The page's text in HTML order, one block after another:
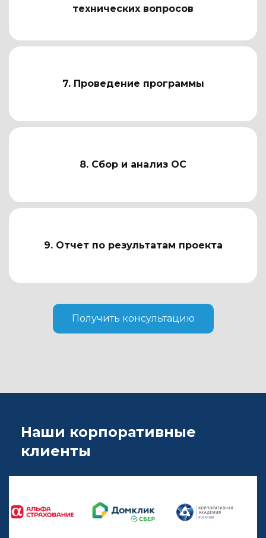
технических вопросов
7. Проведение программы
8. Сбор и анализ ОС
9. Отчет по результатам проекта
Получить консультацию
Наши корпоративные
клиенты